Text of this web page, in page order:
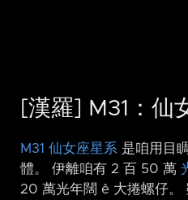
[漢羅] M31：仙
M31 仙女座星系 是咱用目
體。 伊離咱有 2 百 50 萬
20 萬光年闊 ê 大捲螺仔。